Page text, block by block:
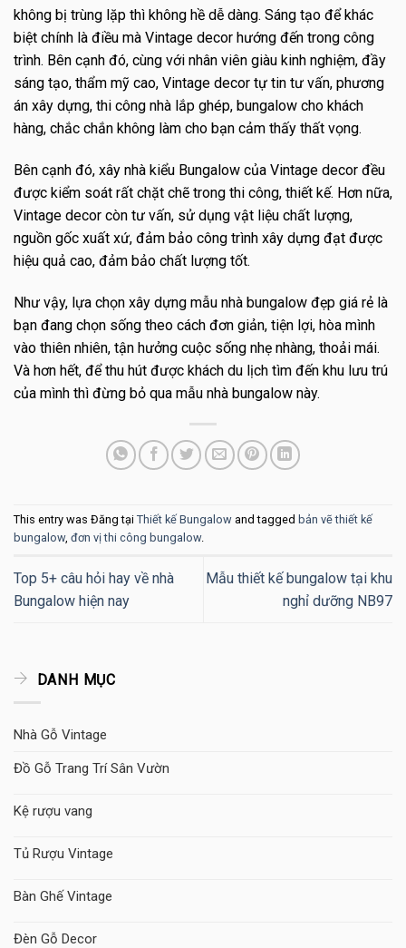
không bị trùng lặp thì không hề dễ dàng. Sáng tạo để khác
biệt chính là điều mà Vintage decor hướng đến trong công
trình. Bên cạnh đó, cùng với nhân viên giàu kinh nghiệm, đầy
sáng tạo, thẩm mỹ cao, Vintage decor tự tin tư vấn, phương
án xây dựng, thi công nhà lắp ghép, bungalow cho khách
hàng, chắc chắn không làm cho bạn cảm thấy thất vọng.
Bên cạnh đó, xây nhà kiểu Bungalow của Vintage decor đều
được kiểm soát rất chặt chẽ trong thi công, thiết kế. Hơn nữa,
Vintage decor còn tư vấn, sử dụng vật liệu chất lượng,
nguồn gốc xuất xứ, đảm bảo công trình xây dựng đạt được
hiệu quả cao, đảm bảo chất lượng tốt.
Như vậy, lựa chọn xây dựng mẫu nhà bungalow đẹp giá rẻ là
bạn đang chọn sống theo cách đơn giản, tiện lợi, hòa mình
vào thiên nhiên, tận hưởng cuộc sống nhẹ nhàng, thoải mái.
Và hơn hết, để thu hút được khách du lịch tìm đến khu lưu trú
của mình thì đừng bỏ qua mẫu nhà bungalow này.
This entry was Đăng tại Thiết kế Bungalow and tagged bản vẽ thiết kế
bungalow, đơn vị thi công bungalow.
Top 5+ câu hỏi hay về nhà
Bungalow hiện nay
Mẫu thiết kế bungalow tại khu
nghỉ dưỡng NB97
DANH MỤC
Nhà Gỗ Vintage
Đồ Gỗ Trang Trí Sân Vườn
Kệ rượu vang
Tủ Rượu Vintage
Bàn Ghế Vintage
Đèn Gỗ Decor